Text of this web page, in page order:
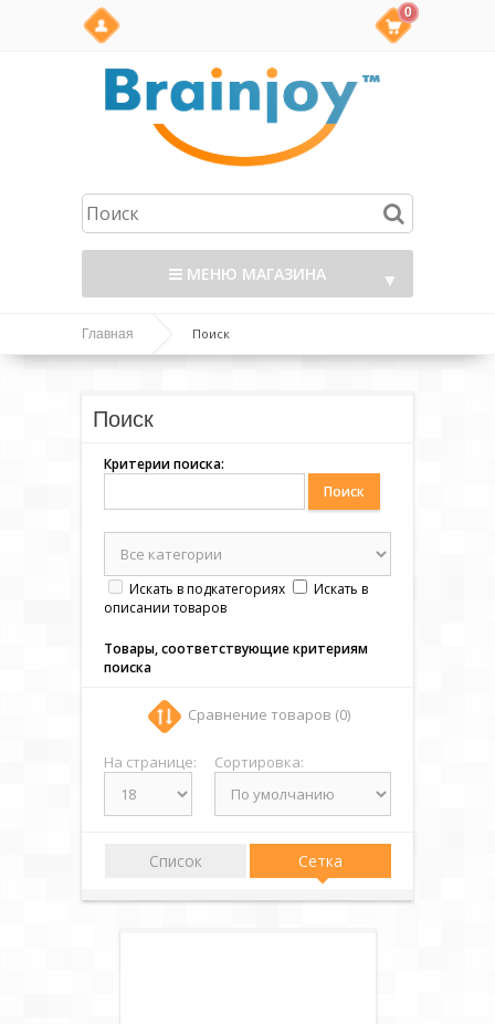
0
МЕНЮ МАГАЗИНА ▼
Главная Поиск
Поиск
Критерии поиска:
Искать в подкатегориях
Искать в
описании товаров
Товары, соответствующие критериям
поиска
Сравнение товаров (0)
На странице: Сортировка:
Список Сетка